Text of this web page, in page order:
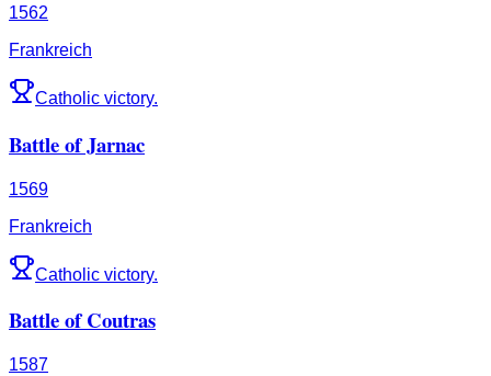
1562
Frankreich
Catholic victory.
Battle of Jarnac
1569
Frankreich
Catholic victory.
Battle of Coutras
1587